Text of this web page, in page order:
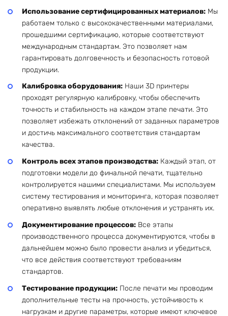
Использование сертифицированных материалов: Мы
работаем только с высококачественными материалами,
прошедшими сертификацию, которые соответствуют
международным стандартам. Это позволяет нам
гарантировать долговечность и безопасность готовой
продукции.
Калибровка оборудования: Наши 3D принтеры
проходят регулярную калибровку, чтобы обеспечить
точность и стабильность на каждом этапе печати. Это
позволяет избежать отклонений от заданных параметров
и достичь максимального соответствия стандартам
качества.
Контроль всех этапов производства: Каждый этап, от
подготовки модели до финальной печати, тщательно
контролируется нашими специалистами. Мы используем
систему тестирования и мониторинга, которая позволяет
оперативно выявлять любые отклонения и устранять их.
Документирование процессов: Все этапы
производственного процесса документируются, чтобы в
дальнейшем можно было провести анализ и убедиться,
что все действия соответствуют требованиям
стандартов.
Тестирование продукции: После печати мы проводим
дополнительные тесты на прочность, устойчивость к
нагрузкам и другие параметры, которые имеют ключевое